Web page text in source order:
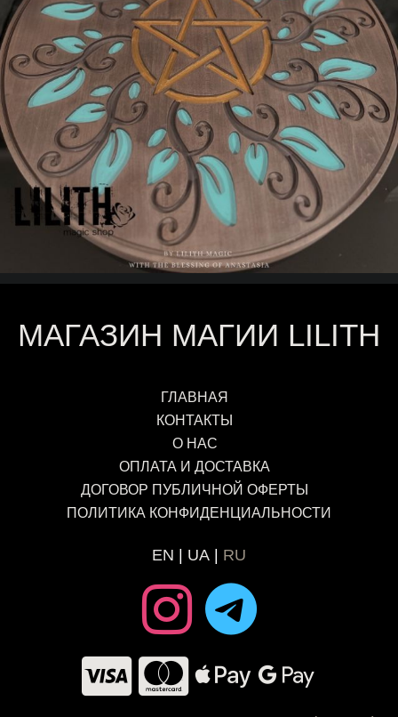
МАГАЗИН МАГИИ LILITH
ГЛАВНАЯ
КОНТАКТЫ
О НАС
ОПЛАТА И ДОСТАВКА
ДОГОВОР ПУБЛИЧНОЙ ОФЕРТЫ
ПОЛИТИКА КОНФИДЕНЦИАЛЬНОСТИ
EN UA RU